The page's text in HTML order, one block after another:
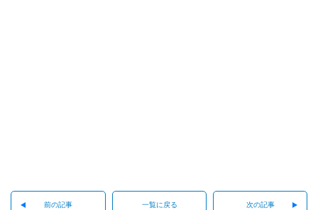
前の記事 一覧に戻る 次の記事